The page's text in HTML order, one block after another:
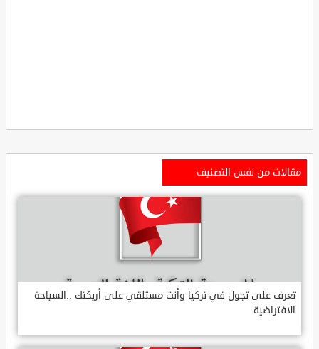
مقالات من نفس التصنيف
تعرف على تجول في تركيا وأنت مستلقي على أريكتك ..السياحة
الافتراضية.